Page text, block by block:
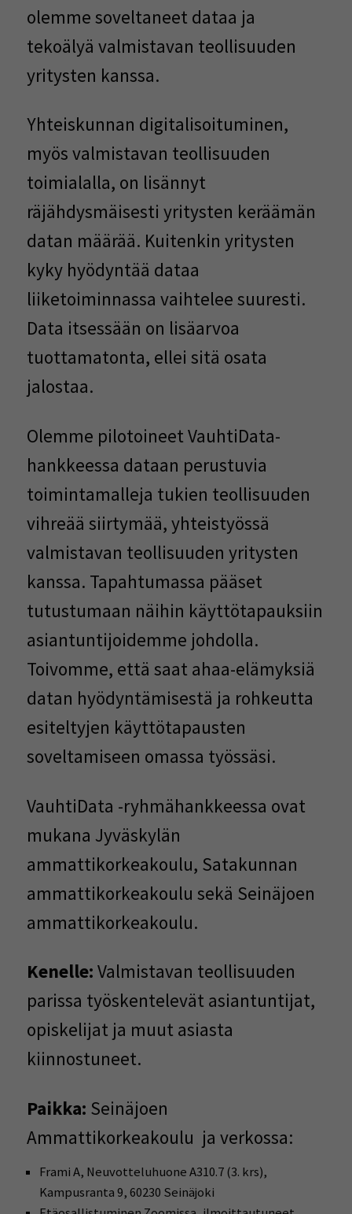
olemme soveltaneet dataa ja
tekoälyä valmistavan teollisuuden
yritysten kanssa.
Yhteiskunnan digitalisoituminen,
myös valmistavan teollisuuden
toimialalla, on lisännyt
räjähdysmäisesti yritysten keräämän
datan määrää. Kuitenkin yritysten
kyky hyödyntää dataa
liiketoiminnassa vaihtelee suuresti.
Data itsessään on lisäarvoa
tuottamatonta, ellei sitä osata
jalostaa.
Olemme pilotoineet VauhtiData-
hankkeessa dataan perustuvia
toimintamalleja tukien teollisuuden
vihreää siirtymää, yhteistyössä
valmistavan teollisuuden yritysten
kanssa. Tapahtumassa pääset
tutustumaan näihin käyttötapauksiin
asiantuntijoidemme johdolla.
Toivomme, että saat ahaa-elämyksiä
datan hyödyntämisestä ja rohkeutta
esiteltyjen käyttötapausten
soveltamiseen omassa työssäsi.
VauhtiData -ryhmähankkeessa ovat
mukana Jyväskylän
ammattikorkeakoulu, Satakunnan
ammattikorkeakoulu sekä Seinäjoen
ammattikorkeakoulu.
Kenelle: Valmistavan teollisuuden
parissa työskentelevät asiantuntijat,
opiskelijat ja muut asiasta
kiinnostuneet.
Paikka: Seinäjoen
Ammattikorkeakoulu ja verkossa:
Frami A, Neuvotteluhuone A310.7 (3. krs),
Kampusranta 9, 60230 Seinäjoki